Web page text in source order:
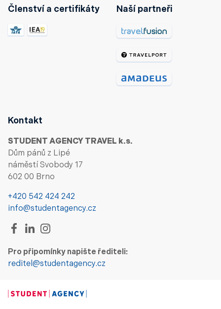
Členství a certifikáty Naší partneři
Kontakt
STUDENT AGENCY TRAVEL k.s.
Dům pánů z Lipé
náměstí Svobody 17
602 00 Brno
+420 542 424 242
info@studentagency.cz
Pro připomínky napište řediteli:
reditel@studentagency.cz